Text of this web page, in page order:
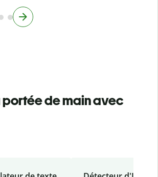
portée de main avec